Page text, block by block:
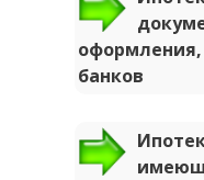
банков